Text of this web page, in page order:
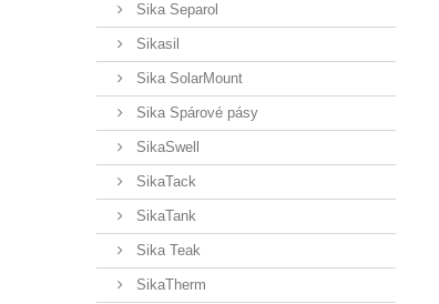
Sika Separol
Sikasil
Sika SolarMount
Sika Spárové pásy
SikaSwell
SikaTack
SikaTank
Sika Teak
SikaTherm